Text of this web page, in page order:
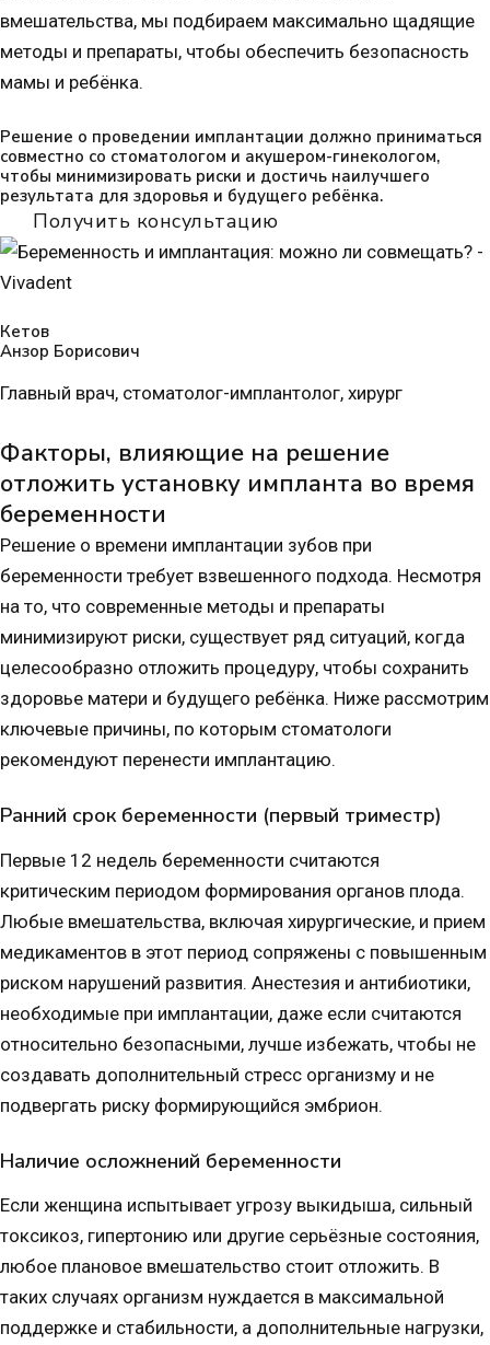
вмешательства, мы подбираем максимально щадящие
методы и препараты, чтобы обеспечить безопасность
мамы и ребёнка.
Решение о проведении имплантации должно приниматься
совместно со стоматологом и акушером-гинекологом,
чтобы минимизировать риски и достичь наилучшего
результата для здоровья и будущего ребёнка.
Получить консультацию
Кетов
Анзор Борисович
Главный врач, стоматолог-имплантолог, хирург
Факторы, влияющие на решение
отложить установку импланта во время
беременности
Решение о времени имплантации зубов при
беременности требует взвешенного подхода. Несмотря
на то, что современные методы и препараты
минимизируют риски, существует ряд ситуаций, когда
целесообразно отложить процедуру, чтобы сохранить
здоровье матери и будущего ребёнка. Ниже рассмотрим
ключевые причины, по которым стоматологи
рекомендуют перенести имплантацию.
Ранний срок беременности (первый триместр)
Первые 12 недель беременности считаются
критическим периодом формирования органов плода.
Любые вмешательства, включая хирургические, и прием
медикаментов в этот период сопряжены с повышенным
риском нарушений развития. Анестезия и антибиотики,
необходимые при имплантации, даже если считаются
относительно безопасными, лучше избежать, чтобы не
создавать дополнительный стресс организму и не
подвергать риску формирующийся эмбрион.
Наличие осложнений беременности
Если женщина испытывает угрозу выкидыша, сильный
токсикоз, гипертонию или другие серьёзные состояния,
любое плановое вмешательство стоит отложить. В
таких случаях организм нуждается в максимальной
поддержке и стабильности, а дополнительные нагрузки,